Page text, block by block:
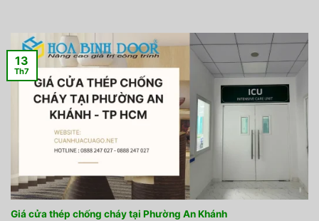
Giá cửa thép chống cháy tại Phường An Khánh
13
Th7